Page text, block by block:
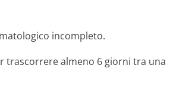
incompleto.
trascorrere almeno 6 giorni tra una